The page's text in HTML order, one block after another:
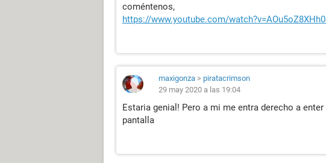
coméntenos,
https://www.youtube.com/
maxigonza > piratacrimson
29 may 2020 a las 19:04
Estaria genial! Pero a mi me entra derecho a
pantalla